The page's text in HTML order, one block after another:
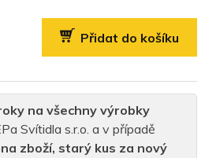
na všechny výrobky
Svítidla s.r.o. a v případě
zboží, starý kus za nový
Přidat do košíku